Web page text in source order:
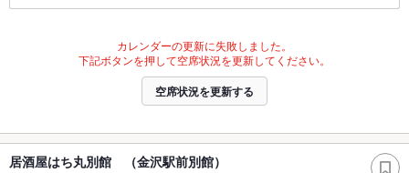
カレンダーの更新に失敗しました。
下記ボタンを押して空席状況を更新してください。
空席状況を更新する
居酒屋はち丸別館 （金沢駅前別館）